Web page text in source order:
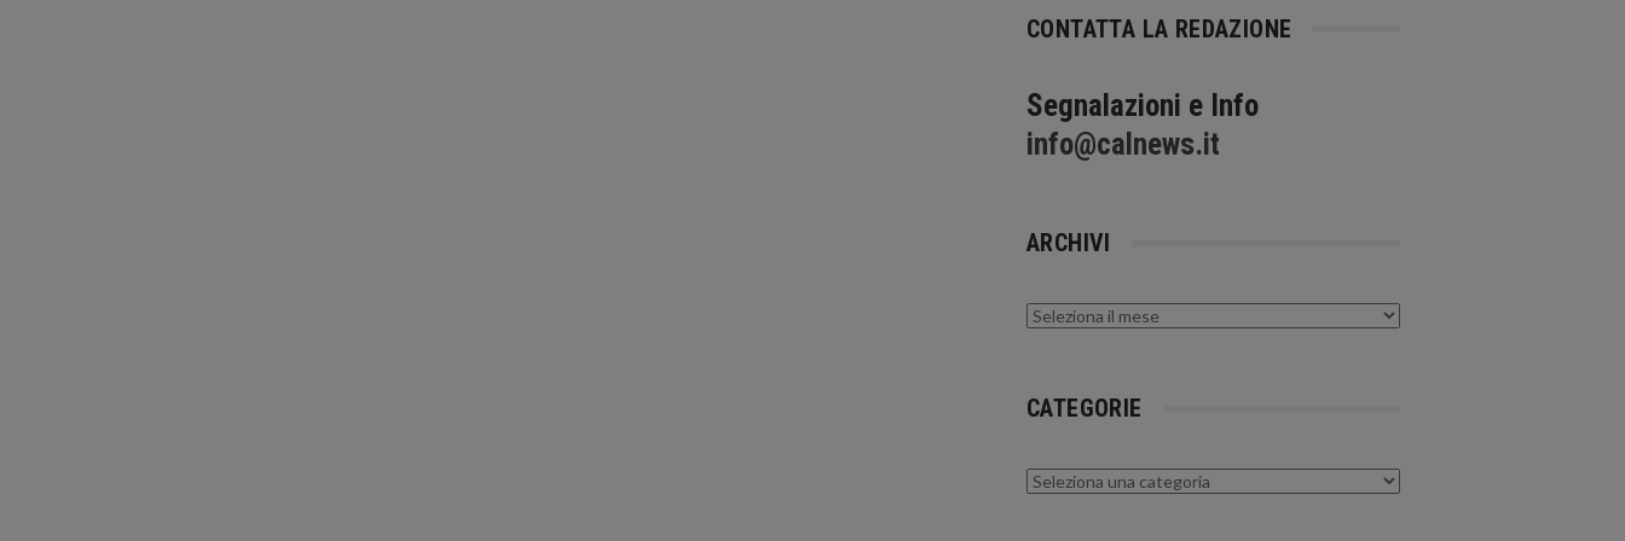
CONTATTA LA REDAZIONE
Segnalazioni e Info
info@calnews.it
ARCHIVI
Archivi
CATEGORIE
Categorie